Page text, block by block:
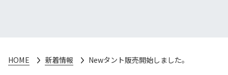
HOME 新着情報 Newタント販売開始しました。